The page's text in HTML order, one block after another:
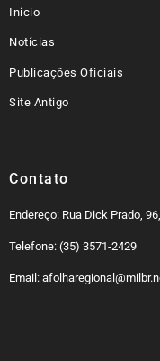
Inicio
Notícias
Publicações Oficiais
Site Antigo
Contato
Endereço: Rua Dick Prado,
Telefone: (35) 3571-2429
Email: